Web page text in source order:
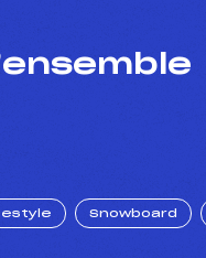
Snowboard